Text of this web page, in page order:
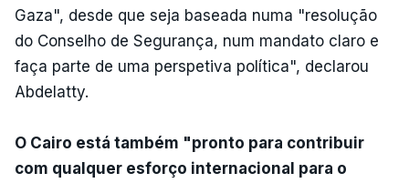
Gaza", desde que seja baseada numa "resolução
do Conselho de Segurança, num mandato claro e
faça parte de uma perspetiva política", declarou
Abdelatty.
O Cairo está também "pronto para contribuir
com qualquer esforço internacional para o